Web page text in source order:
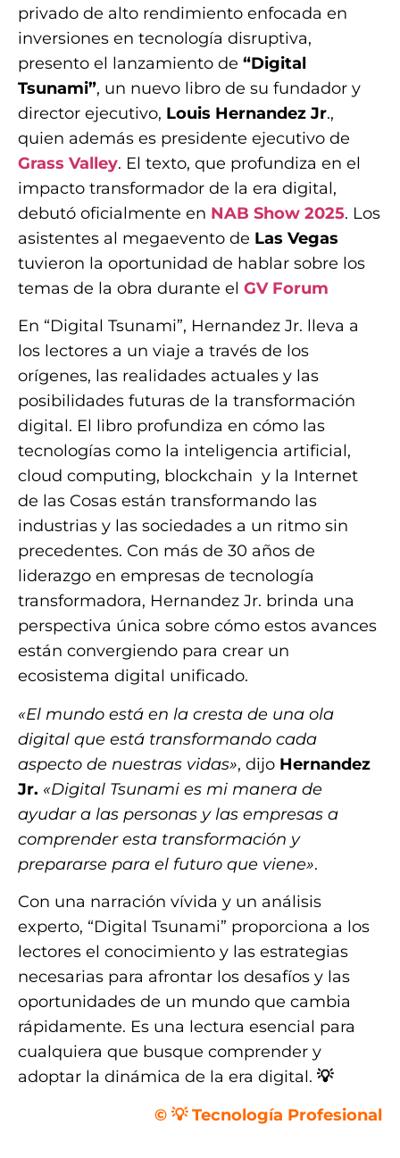
privado de alto rendimiento enfocada en
inversiones en tecnología disruptiva,
presento el lanzamiento de “Digital
Tsunami”, un nuevo libro de su fundador y
director ejecutivo, Louis Hernandez Jr.,
quien además es presidente ejecutivo de
Grass Valley. El texto, que profundiza en el
impacto transformador de la era digital,
debutó oficialmente en NAB Show 2025. Los
asistentes al megaevento de Las Vegas
tuvieron la oportunidad de hablar sobre los
temas de la obra durante el GV Forum
En “Digital Tsunami”, Hernandez Jr. lleva a
los lectores a un viaje a través de los
orígenes, las realidades actuales y las
posibilidades futuras de la transformación
digital. El libro profundiza en cómo las
tecnologías como la inteligencia artificial,
cloud computing, blockchain y la Internet
de las Cosas están transformando las
industrias y las sociedades a un ritmo sin
precedentes. Con más de 30 años de
liderazgo en empresas de tecnología
transformadora, Hernandez Jr. brinda una
perspectiva única sobre cómo estos avances
están convergiendo para crear un
ecosistema digital unificado.
«El mundo está en la cresta de una ola
digital que está transformando cada
aspecto de nuestras vidas», dijo Hernandez
Jr. «Digital Tsunami es mi manera de
ayudar a las personas y las empresas a
comprender esta transformación y
prepararse para el futuro que viene».
Con una narración vívida y un análisis
experto, “Digital Tsunami” proporciona a los
lectores el conocimiento y las estrategias
necesarias para afrontar los desafíos y las
oportunidades de un mundo que cambia
rápidamente. Es una lectura esencial para
cualquiera que busque comprender y
adoptar la dinámica de la era digital. 💡
© 💡 Tecnología Profesional